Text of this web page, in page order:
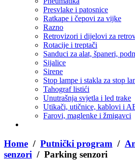
Presvlake i patosnice
Ratkape i čepovi za vijke
Razno
Retrovizori i dijelovi za
Rotacije i treptači
Sanduci za alat, španeri,
Sijalice
Sirene
Stop lampe i stakla za stop
Tahograf listići
Unutrašnja svjetla i led trake
Utikači, utičnice, kablovi i
Farovi, maglenke i žmigavci
Home / Putnički program /
senzori / Parking senzori